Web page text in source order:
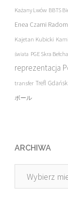
Każany Lwów BBTS
Enea Czarni Radom
Kajetan Kubicki
świata PGE Skra
reprezentacja
transfer Trefl Gdańsk
ボール
ARCHIWA
Archiwa